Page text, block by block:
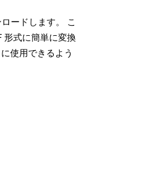
ードします。 こ
形式に簡単に変換
使用できるよう